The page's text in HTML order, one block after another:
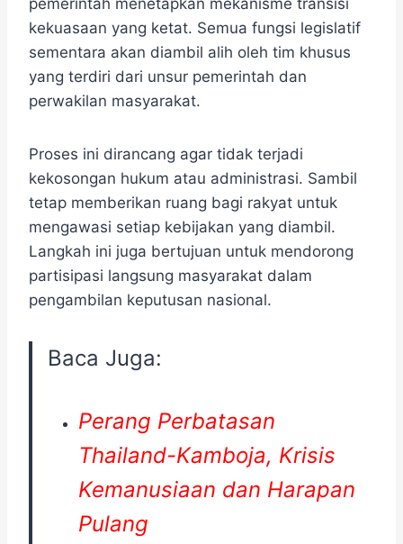
pemerintah menetapkan mekanisme transisi
kekuasaan yang ketat. Semua fungsi legislatif
sementara akan diambil alih oleh tim khusus
yang terdiri dari unsur pemerintah dan
perwakilan masyarakat.
Proses ini dirancang agar tidak terjadi
kekosongan hukum atau administrasi. Sambil
tetap memberikan ruang bagi rakyat untuk
mengawasi setiap kebijakan yang diambil.
Langkah ini juga bertujuan untuk mendorong
partisipasi langsung masyarakat dalam
pengambilan keputusan nasional.
Baca Juga:
Perang Perbatasan
Thailand-Kamboja, Krisis
Kemanusiaan dan Harapan
Pulang